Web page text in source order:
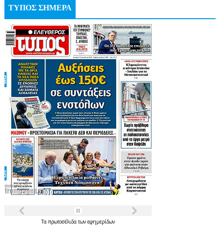
ΤΥΠΟΣ ΣΗΜΕΡΑ
Τα πρωτοσέλιδατων εφημερίδων